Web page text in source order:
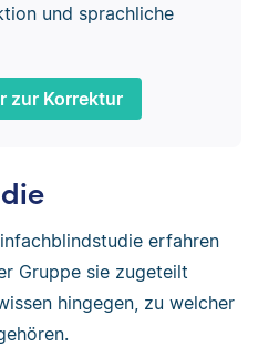
und sprachliche
zur Korrektur
erfahren
Gruppe sie zugeteilt
hingegen, zu welcher